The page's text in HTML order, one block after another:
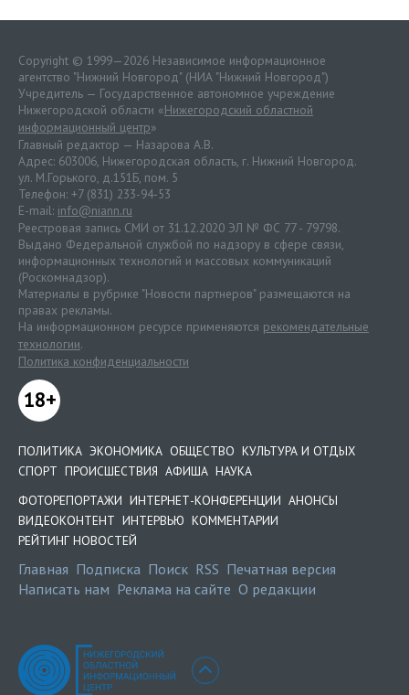
Copyright © 1999—2026 Независимое информационное
агентство "Нижний Новгород" (НИА "Нижний Новгород")
Учредитель — Государственное автономное учреждение
Нижегородской области «Нижегородский областной
информационный центр»
Главный редактор — Назарова А.В.
Адрес: 603006, Нижегородская область, г. Нижний Новгород.
ул. М.Горького, д.151Б, пом. 5
Телефон: +7 (831) 233-94-53
E-mail: info@niann.ru
Реестровая запись СМИ от 31.12.2020 ЭЛ № ФС 77 - 79798.
Выдано Федеральной службой по надзору в сфере связи,
информационных технологий и массовых коммуникаций
(Роскомнадзор).
Материалы в рубрике "Новости партнеров" размещаются на
правах рекламы.
На информационном ресурсе применяются рекомендательные
технологии.
Политика конфиденциальности
18+
ПОЛИТИКА ЭКОНОМИКА ОБЩЕСТВО КУЛЬТУРА И ОТДЫХ
СПОРТ ПРОИСШЕСТВИЯ АФИША НАУКА
ФОТОРЕПОРТАЖИ ИНТЕРНЕТ-КОНФЕРЕНЦИИ АНОНСЫ
ВИДЕОКОНТЕНТ ИНТЕРВЬЮ КОММЕНТАРИИ
РЕЙТИНГ НОВОСТЕЙ
Главная Подписка Поиск RSS Печатная версия
Написать нам Реклама на сайте О редакции